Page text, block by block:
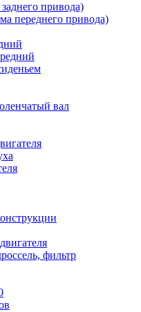
привода)
переднего привода)
вал
фильтр